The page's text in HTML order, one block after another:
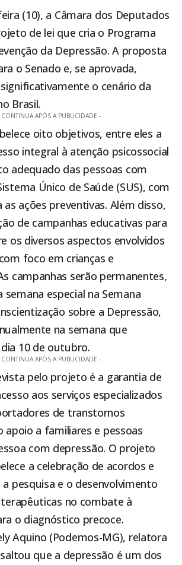
(10), a Câmara dos Deputados
de lei que cria o Programa
da Depressão. A proposta
o Senado e, se aprovada,
o cenário da
Brasil.
CONTINUA APÓS A PUBLICIDADE -
oito objetivos, entre eles a
integral à atenção psicossocial
adequado das pessoas com
Único de Saúde (SUS), com
ações preventivas. Além disso,
de campanhas educativas para
os diversos aspectos envolvidos
foco em crianças e
campanhas serão permanentes,
especial na Semana
sobre a Depressão,
na semana que
10 de outubro.
CONTINUA APÓS A PUBLICIDADE -
pelo projeto é a garantia de
aos serviços especializados
de transtornos
apoio a familiares e pessoas
com depressão. O projeto
a celebração de acordos e
a pesquisa e o desenvolvimento
no combate à
o diagnóstico precoce.
Aquino (Podemos-MG), relatora
que a depressão é um dos